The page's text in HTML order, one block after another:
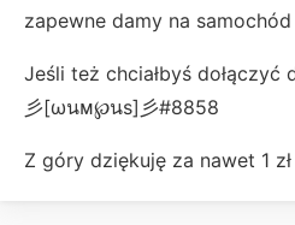
zapewne damy na samochód
Jeśli też chciałbyś dołączyć
彡[ωนᴍ℘นs]彡#8858
Z góry dziękuję za nawet 1 zł